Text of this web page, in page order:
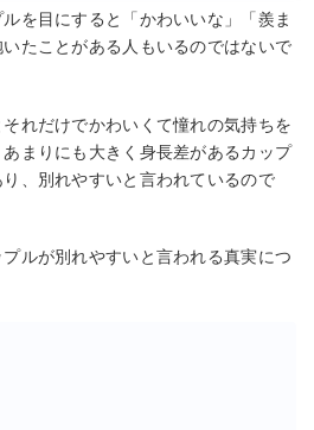
を目にすると「かわいいな」「羨ま
たことがある人もいるのではないで
れだけでかわいくて憧れの気持ちを
まりにも大きく身長差があるカップ
、別れやすいと言われているので
ルが別れやすいと言われる真実につ